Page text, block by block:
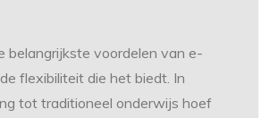
belangrijkste voordelen van e-
flexibiliteit die het biedt. In
tot traditioneel onderwijs hoef